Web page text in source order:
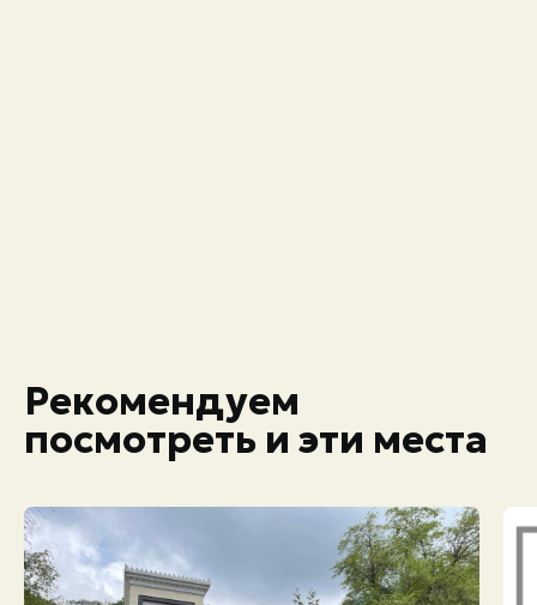
Рекомендуем
посмотреть и эти места